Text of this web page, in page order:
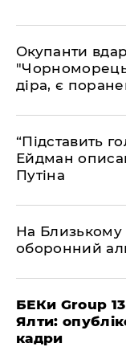
​Окупанти
діра, є
​“Підставить
Ейдман
Путіна
На Близькому
оборонний
БЕКи Group
Ялти:
кадри